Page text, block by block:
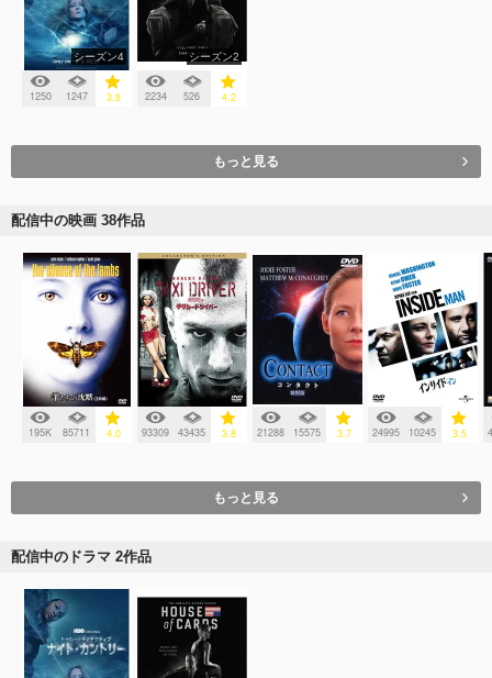
シーズン4
1250 1247 3.8
シーズン2
2234 526 4.2
もっと見る
配信中の映画 38作品
195K 85711 4.0 93309 43435 3.8 21288 15575 3.7 24995 10245 3.5
もっと見る
配信中のドラマ 2作品